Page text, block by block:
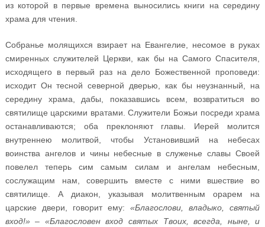
из которой в первые времена выносились книги на середину
храма для чтения.
Собранье молящихся взирает на Евангелие, несомое в руках
смиренных служителей Церкви, как бы на Самого Спасителя,
исходящего в первый раз на дело Божественной проповеди:
исходит Он тесной северной дверью, как бы неузнанный, на
середину храма, дабы, показавшись всем, возвратиться во
святилище царскими вратами. Служители Божьи посреди храма
останавливаются; оба преклоняют главы. Иерей молится
внутреннею молитвой, чтобы Установивший на небесах
воинства ангелов и чины небесные в служенье славы Своей
повелел теперь сим самым силам и ангелам небесным,
сослужащим нам, совершить вместе с ними вшествие во
святилище. А диакон, указывая молитвенным орарем на
царские двери, говорит ему:«Благослови, владыко, святый
вход!» – «Благословен вход святых Твоих, всегда, ныне, и